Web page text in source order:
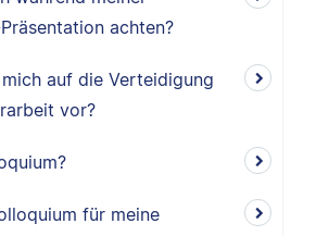
achten?
auf die Verteidigung
vor?
für meine